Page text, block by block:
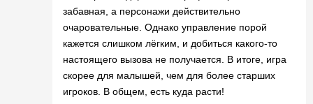
забавная, а персонажи действительно
очаровательные. Однако управление порой
кажется слишком лёгким, и добиться какого-то
настоящего вызова не получается. В итоге, игра
скорее для малышей, чем для более старших
игроков. В общем, есть куда расти!